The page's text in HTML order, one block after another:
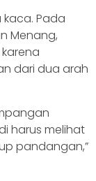
Pada
Menang,
dari dua arah
harus melihat
pandangan,”